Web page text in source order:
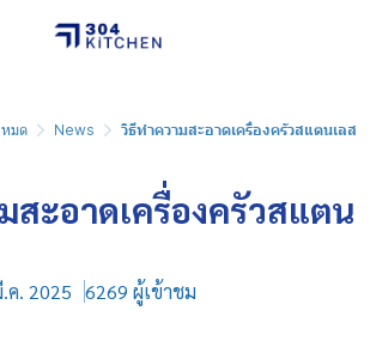
มด News วิธีทำความสะอาดเครื่องครัวสแตนเลส
สะอาดเครื่องครัวสแตน
ค. 2025 6269 ผู้เข้าชม